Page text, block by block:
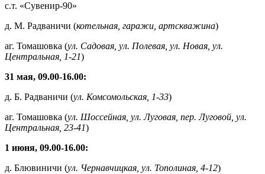
с.т. «Сувенир-90»
д. М. Радваничи (котельная, гаражи, артскважина)
аг. Томашовка (ул. Садовая, ул. Полевая, ул. Новая, ул.
Центральная, 1-21)
31 мая, 09.00-16.00:
д. Б. Радваничи (ул. Комсомольская, 1-33)
аг. Томашовка (ул. Шоссейная, ул. Луговая, пер. Луговой, ул.
Центральная, 23-41)
1 июня, 09.00-16.00:
д. Блювиничи (ул. Чернавчицкая, ул. Тополиная, 4-12)